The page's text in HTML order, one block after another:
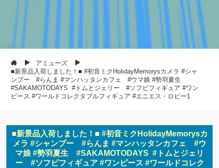
アミューズ
■新景品入荷しました！■ #初音ミクHolidayMemorysカメラ #シャ
ンプー #らんま #マンハッタンカフェ #ウマ娘 #勢羽夏生
#SAKAMOTODAYS #トムとジェリー #ソフビフィギュア #ワン
ピース #ワールドコレクタブルフィギュア #エニエス・ロビー1
■新景品入荷しました！■ #初音ミクHolidayMemorysカ
メラ #シャンプー #らんま #マンハッタンカフェ #ウ
マ娘 #勢羽夏生 #SAKAMOTODAYS #トムとジェリ
ー #ソフビフィギュア #ワンピース #ワールドコレク